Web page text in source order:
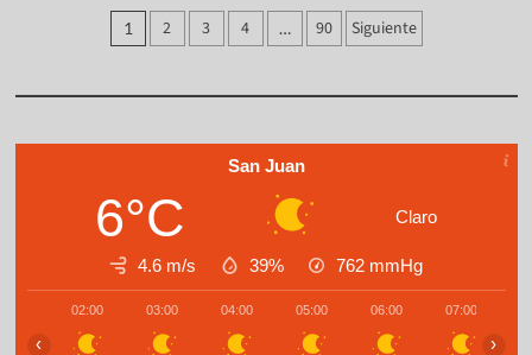
1 2 3 4 … 90 Siguiente
San Juan
6°C Claro
4.6 m/s 39% 762 mmHg
02:00 03:00 04:00 05:00 06:00 07:00
‹ ›